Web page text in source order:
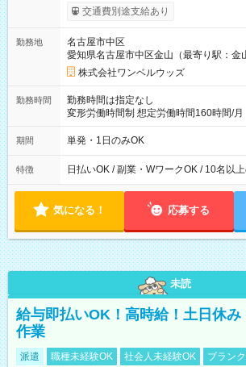
働いたその日に現金GET♪ お仕事後は
交通費別途支給あり
勤務地
名古屋市中区
愛知県名古屋市中区金山（最寄り駅：金
株式会社ワンベルウッズ
勤務時間
勤務時間は指定なし
変形労働時間制 想定労働時間160時間/月 【シフト例】 ・10：
00～20：00
期間 単発・1日のみOK
特徴 日払いOK / 副業・WワークOK / 10名以
気になる！ 応募する
未読
給与即払いOK！高時給！土日休み
作業
派遣 職種未経験OK 社会人未経験OK ブラン